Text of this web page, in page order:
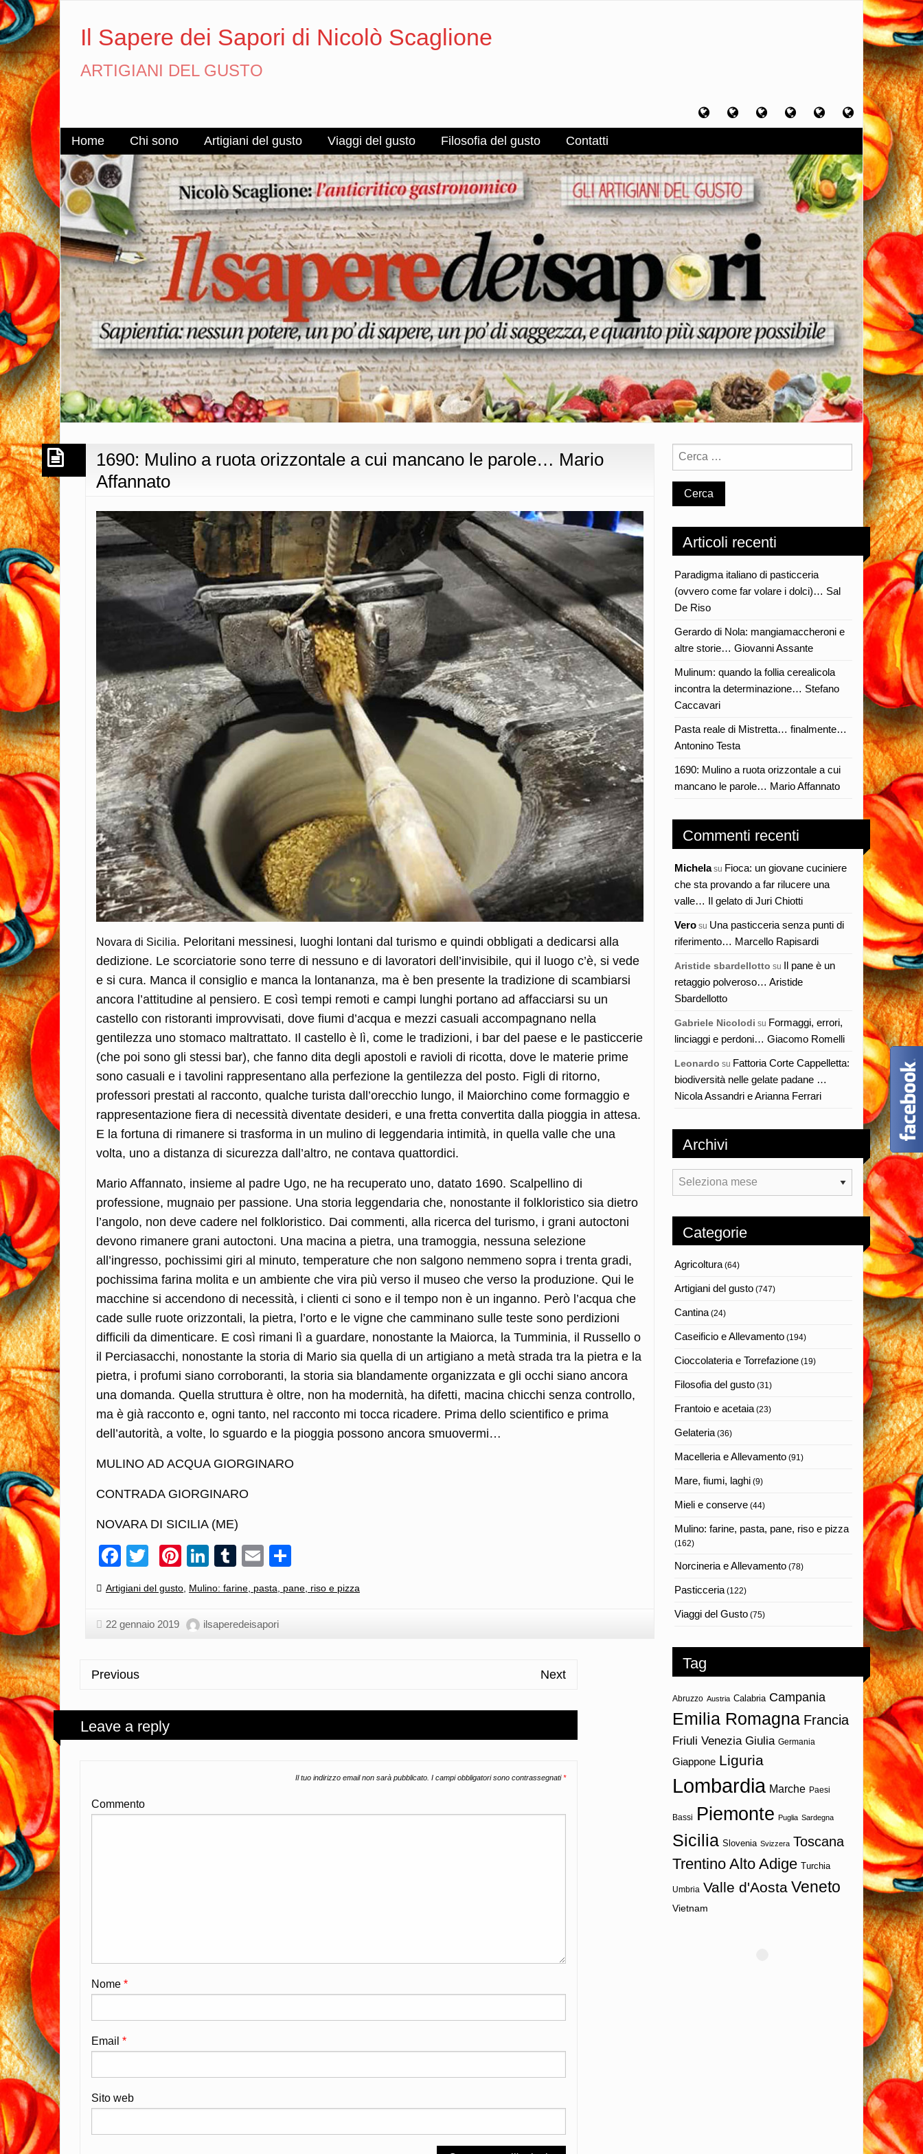
Il Sapere dei Sapori di Nicolò Scaglione
ARTIGIANI DEL GUSTO
Home Chi
sono
Artigiani
del
Viaggi
del
Filosofia
del
Contatti
Home Chi sono Artigiani del gusto Viaggi del gusto Filosofia del gusto Contatti
1690: Mulino a ruota orizzontale a cui mancano le parole… Mario
Affannato
Novara di Sicilia. Peloritani messinesi, luoghi lontani dal turismo e quindi obbligati a dedicarsi alla
dedizione. Le scorciatorie sono terre di nessuno e di lavoratori dell’invisibile, qui il luogo c’è, si vede
e si cura. Manca il consiglio e manca la lontananza, ma è ben presente la tradizione di scambiarsi
ancora l’attitudine al pensiero. E così tempi remoti e campi lunghi portano ad affacciarsi su un
castello con ristoranti improvvisati, dove fiumi d’acqua e mezzi casuali accompagnano nella
gentilezza uno stomaco maltrattato. Il castello è lì, come le tradizioni, i bar del paese e le pasticcerie
(che poi sono gli stessi bar), che fanno dita degli apostoli e ravioli di ricotta, dove le materie prime
sono casuali e i tavolini rappresentano alla perfezione la gentilezza del posto. Figli di ritorno,
professori prestati al racconto, qualche turista dall’orecchio lungo, il Maiorchino come formaggio e
rappresentazione fiera di necessità diventate desideri, e una fretta convertita dalla pioggia in attesa.
E la fortuna di rimanere si trasforma in un mulino di leggendaria intimità, in quella valle che una
volta, uno a distanza di sicurezza dall’altro, ne contava quattordici.
Mario Affannato, insieme al padre Ugo, ne ha recuperato uno, datato 1690. Scalpellino di
professione, mugnaio per passione. Una storia leggendaria che, nonostante il folkloristico sia dietro
l’angolo, non deve cadere nel folkloristico. Dai commenti, alla ricerca del turismo, i grani autoctoni
devono rimanere grani autoctoni. Una macina a pietra, una tramoggia, nessuna selezione
all’ingresso, pochissimi giri al minuto, temperature che non salgono nemmeno sopra i trenta gradi,
pochissima farina molita e un ambiente che vira più verso il museo che verso la produzione. Qui le
macchine si accendono di necessità, i clienti ci sono e il tempo non è un inganno. Però l’acqua che
cade sulle ruote orizzontali, la pietra, l’orto e le vigne che camminano sulle teste sono perdizioni
difficili da dimenticare. E così rimani lì a guardare, nonostante la Maiorca, la Tumminia, il Russello o
il Perciasacchi, nonostante la storia di Mario sia quella di un artigiano a metà strada tra la pietra e la
pietra, i profumi siano corroboranti, la storia sia blandamente organizzata e gli occhi siano ancora
una domanda. Quella struttura è oltre, non ha modernità, ha difetti, macina chicchi senza controllo,
ma è già racconto e, ogni tanto, nel racconto mi tocca ricadere. Prima dello scientifico e prima
dell’autorità, a volte, lo sguardo e la pioggia possono ancora smuovermi…
MULINO AD ACQUA GIORGINARO
CONTRADA GIORGINARO
NOVARA DI SICILIA (ME)
Facebook
TwitterPinterest
LinkedIn
Tumblr
Email
Categories:
Artigiani del gusto Mulino: farine, pasta, pane, riso e pizza
22 gennaio 2019 ilsaperedeisapori
Previous Next
Leave a reply
Il tuo indirizzo email non sarà pubblicato. I campi obbligatori sono contrassegnati*
Commento
Nome *
Email *
Sito web
Articoli recenti
Paradigma italiano di pasticceria
(ovvero come far volare i dolci)… Sal
De Riso
Gerardo di Nola: mangiamaccheroni e
altre storie… Giovanni Assante
Mulinum: quando la follia cerealicola
incontra la determinazione… Stefano
Caccavari
Pasta reale di Mistretta… finalmente…
Antonino Testa
1690: Mulino a ruota orizzontale a cui
mancano le parole… Mario Affannato
Commenti recenti
Michelasu Fioca: un giovane cuciniere
che sta provando a far rilucere una
valle… Il gelato di Juri Chiotti
Vero su Una pasticceria senza punti di
riferimento… Marcello Rapisardi
Aristide sbardellotto su Il pane è un
retaggio polveroso… Aristide
Sbardellotto
Gabriele Nicolodi su Formaggi, errori,
linciaggi e perdoni… Giacomo Romelli
Leonardo su Fattoria Corte Cappelletta:
biodiversità nelle gelate padane …
Nicola Assandri e Arianna Ferrari
Archivi
Archivi
Categorie
Agricoltura(64)
Artigiani del gusto (747)
Cantina(24)
Caseificio e Allevamento (194)
Cioccolateria e Torrefazione (19)
Filosofia del gusto (31)
Frantoio e acetaia(23)
Gelateria(36)
Macelleria e Allevamento (91)
Mare, fiumi, laghi (9)
Mieli e conserve (44)
Mulino: farine, pasta, pane, riso e pizza
(162)
Norcineria e Allevamento (78)
Pasticceria(122)
Viaggi del Gusto (75)
Tag
Abruzzo Austria Calabria Campania
Emilia Romagna Francia
Friuli Venezia Giulia Germania
Giappone Liguria
Lombardia Marche Paesi
Bassi Piemonte Puglia Sardegna
Sicilia Slovenia Svizzera Toscana
Trentino Alto Adige Turchia
Umbria Valle d'Aosta Veneto
Vietnam